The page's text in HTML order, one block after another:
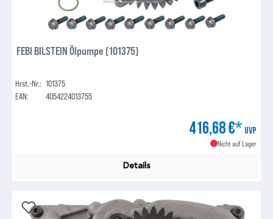
FEBI BILSTEIN Ölpumpe (101375)
Hrst.-Nr.: 101375
EAN:
4054224013755
416,68 €* UVP
Nicht auf Lager
Details